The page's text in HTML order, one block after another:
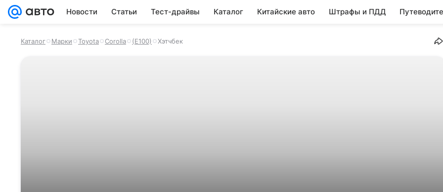
Новости Статьи Тест-драйвы Каталог Китайские авто Штрафы и ПДД
Каталог Марки Toyota Corolla (E100) Хэтчбек